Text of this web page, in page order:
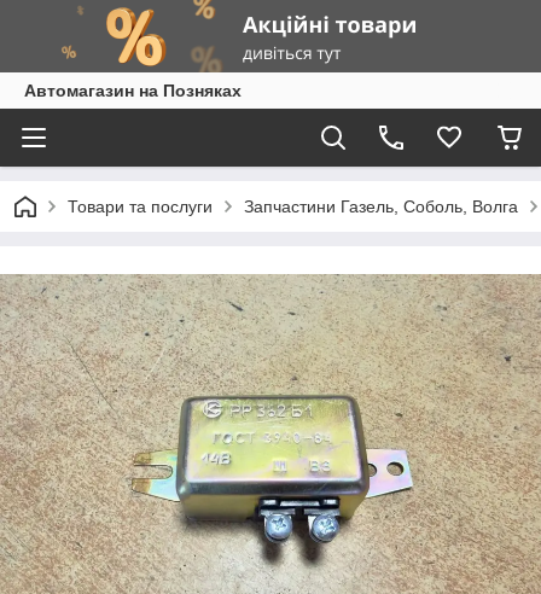
Автомагазин на Позняках
Товари та послуги Запчастини Газель, Соболь, Волга